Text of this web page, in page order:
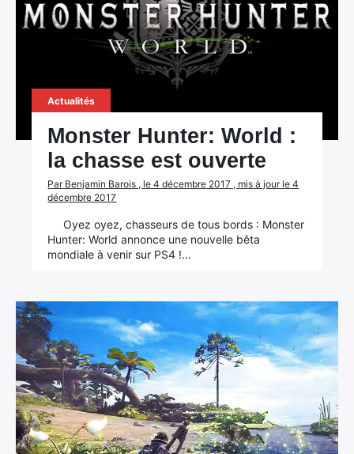
Actualités
Monster Hunter: World :
la chasse est ouverte
Par Benjamin Barois , le 4 décembre 2017 , mis à jour le 4
décembre 2017
Oyez oyez, chasseurs de tous bords : Monster
Hunter: World annonce une nouvelle bêta
mondiale à venir sur PS4 !…
×